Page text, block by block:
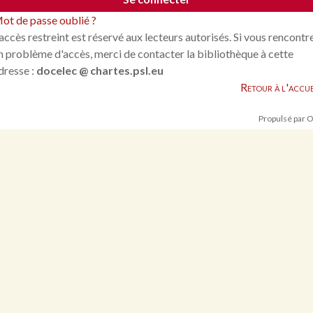
de passe oublié ?
restreint est réservé aux lecteurs autorisés. Si vous
problème d'accès, merci de contacter la bibliothèque à cette
: docelec @ chartes.psl.eu
Retour à
Propulsé par